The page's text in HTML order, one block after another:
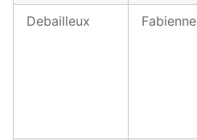
Debailleux Fabienne